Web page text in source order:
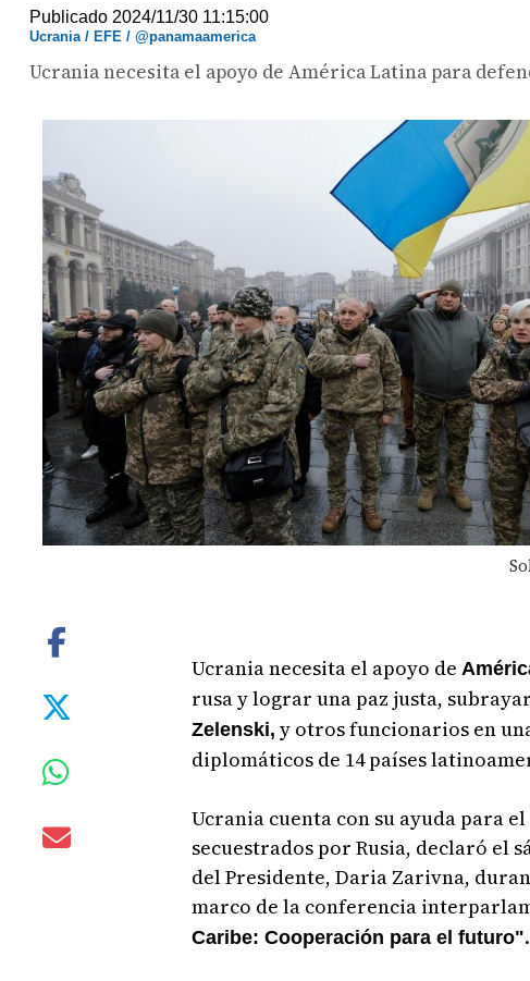
Publicado 2024/11/30 11:15:00
Ucrania / EFE / @panamaamerica
Ucrania necesita el apoyo de América Latina para
Ucrania necesita el apoyo de
rusa y lograr una paz justa,
Zelenski, y otros funcionarios en
diplomáticos de 14 países
Ucrania cuenta con su ayuda para
secuestrados por Rusia, declaró el
del Presidente, Daria Zarivna,
marco de la conferencia
Caribe: Cooperación para el futuro".